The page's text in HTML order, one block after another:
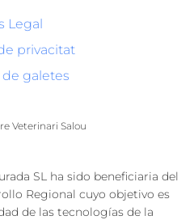
Legal
privacitat
de galetes
Veterinari Salou
SL ha sido beneficiaria del
Regional cuyo objetivo es
de las tecnologías de la